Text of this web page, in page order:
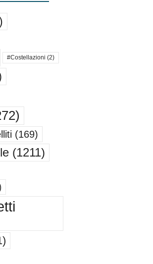
#Costellazioni (2)
(169)
(1211)